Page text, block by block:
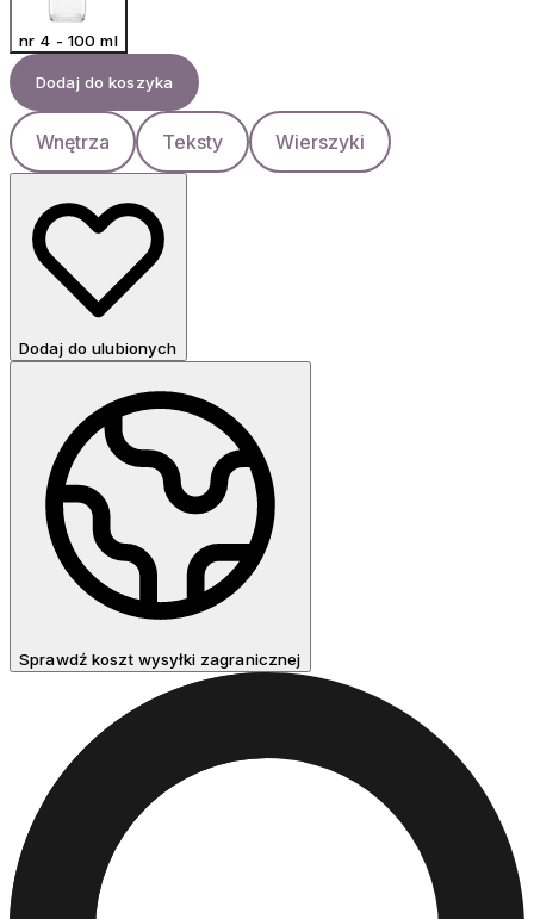
nr 4 - 100 ml
Dodaj do koszyka
Wnętrza Teksty Wierszyki
Dodaj do ulubionych
Sprawdź koszt wysyłki zagranicznej